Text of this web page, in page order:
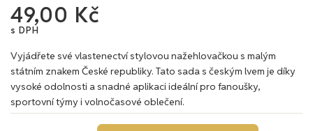
49,00 Kč
s DPH
Vyjádřete své vlastenectví stylovou nažehlovačkou s malým
státním znakem České republiky. Tato sada s českým lvem je díky
vysoké odolnosti a snadné aplikaci ideální pro fanoušky,
sportovní týmy i volnočasové oblečení.